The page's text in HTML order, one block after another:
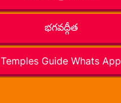
భగవద్గీత
Temples Guide Whats App